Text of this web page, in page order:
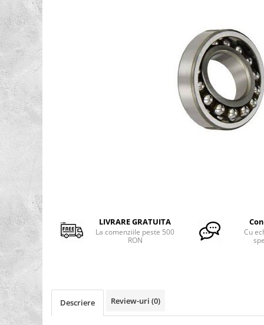
Cu role conice
Rulmenti axiali cu role butoi
Rulmenti de presiune
Rulmenti osc. cu role butoi
Curele
Curele trapezoidale
10x
13x
17x
20x
22x
32x
SPA
SPB
SPZ
Curele Dintate
AVX
BX
XPA
XPB
LIVRARE GRATUITA
La comenziile peste 500
RON
Cu
Descriere Review-uri (0)